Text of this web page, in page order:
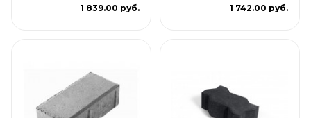
1 839.00 руб. 1 742.00 руб.